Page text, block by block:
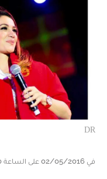
DR
في 02/05/2016 على الساعة 14:00